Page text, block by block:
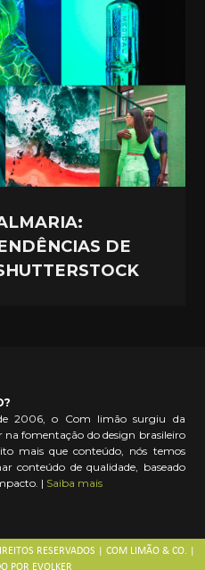
DE
2006, o Com limão surgiu da
na fomentação do design brasileiro
mais que conteúdo, nós temos
conteúdo de qualidade, baseado
| Saiba mais
RESERVADOS | COM LIMÃO & CO. |
POR EVOLKER